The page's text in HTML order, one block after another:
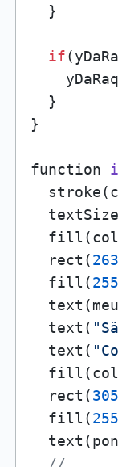
  }
if
  }
}
function
  rect(
263
  fill(
255
  text(
  text(
  rect(
305
  fill(
255
//